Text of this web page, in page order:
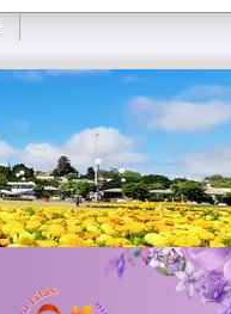
REDES SOCIAIS WEBMAIL